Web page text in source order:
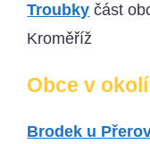
Troubky část
Kroměříž
Obce v
Brodek u